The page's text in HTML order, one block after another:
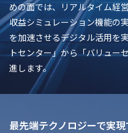
めの面では、リアルタイム経
収益シミュレーション機能の
を加速させるデジタル活用を
トセンター」から「バリュー
進します。
最先端テクノロジーで実